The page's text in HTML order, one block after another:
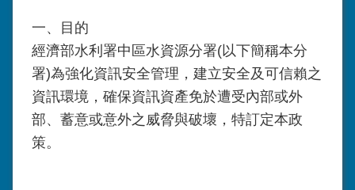
一、目的
經濟部水利署中區水資源分署(以下簡稱本分
署)為強化資訊安全管理，建立安全及可信賴之
資訊環境，確保資訊資產免於遭受內部或外
部、蓄意或意外之威脅與破壞，特訂定本政
策。